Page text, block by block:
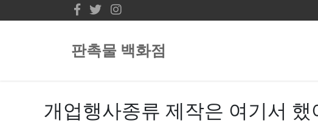
판촉물 백화점
개업행사종류 제작은 여기서